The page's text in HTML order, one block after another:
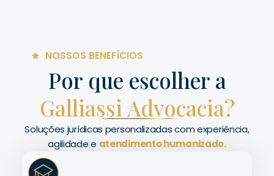
NOSSOS BENEFÍCIOS
Por que escolher a
Galliassi Advocacia?
Soluções jurídicas personalizadas com experiência,
agilidade e atendimento humanizado.